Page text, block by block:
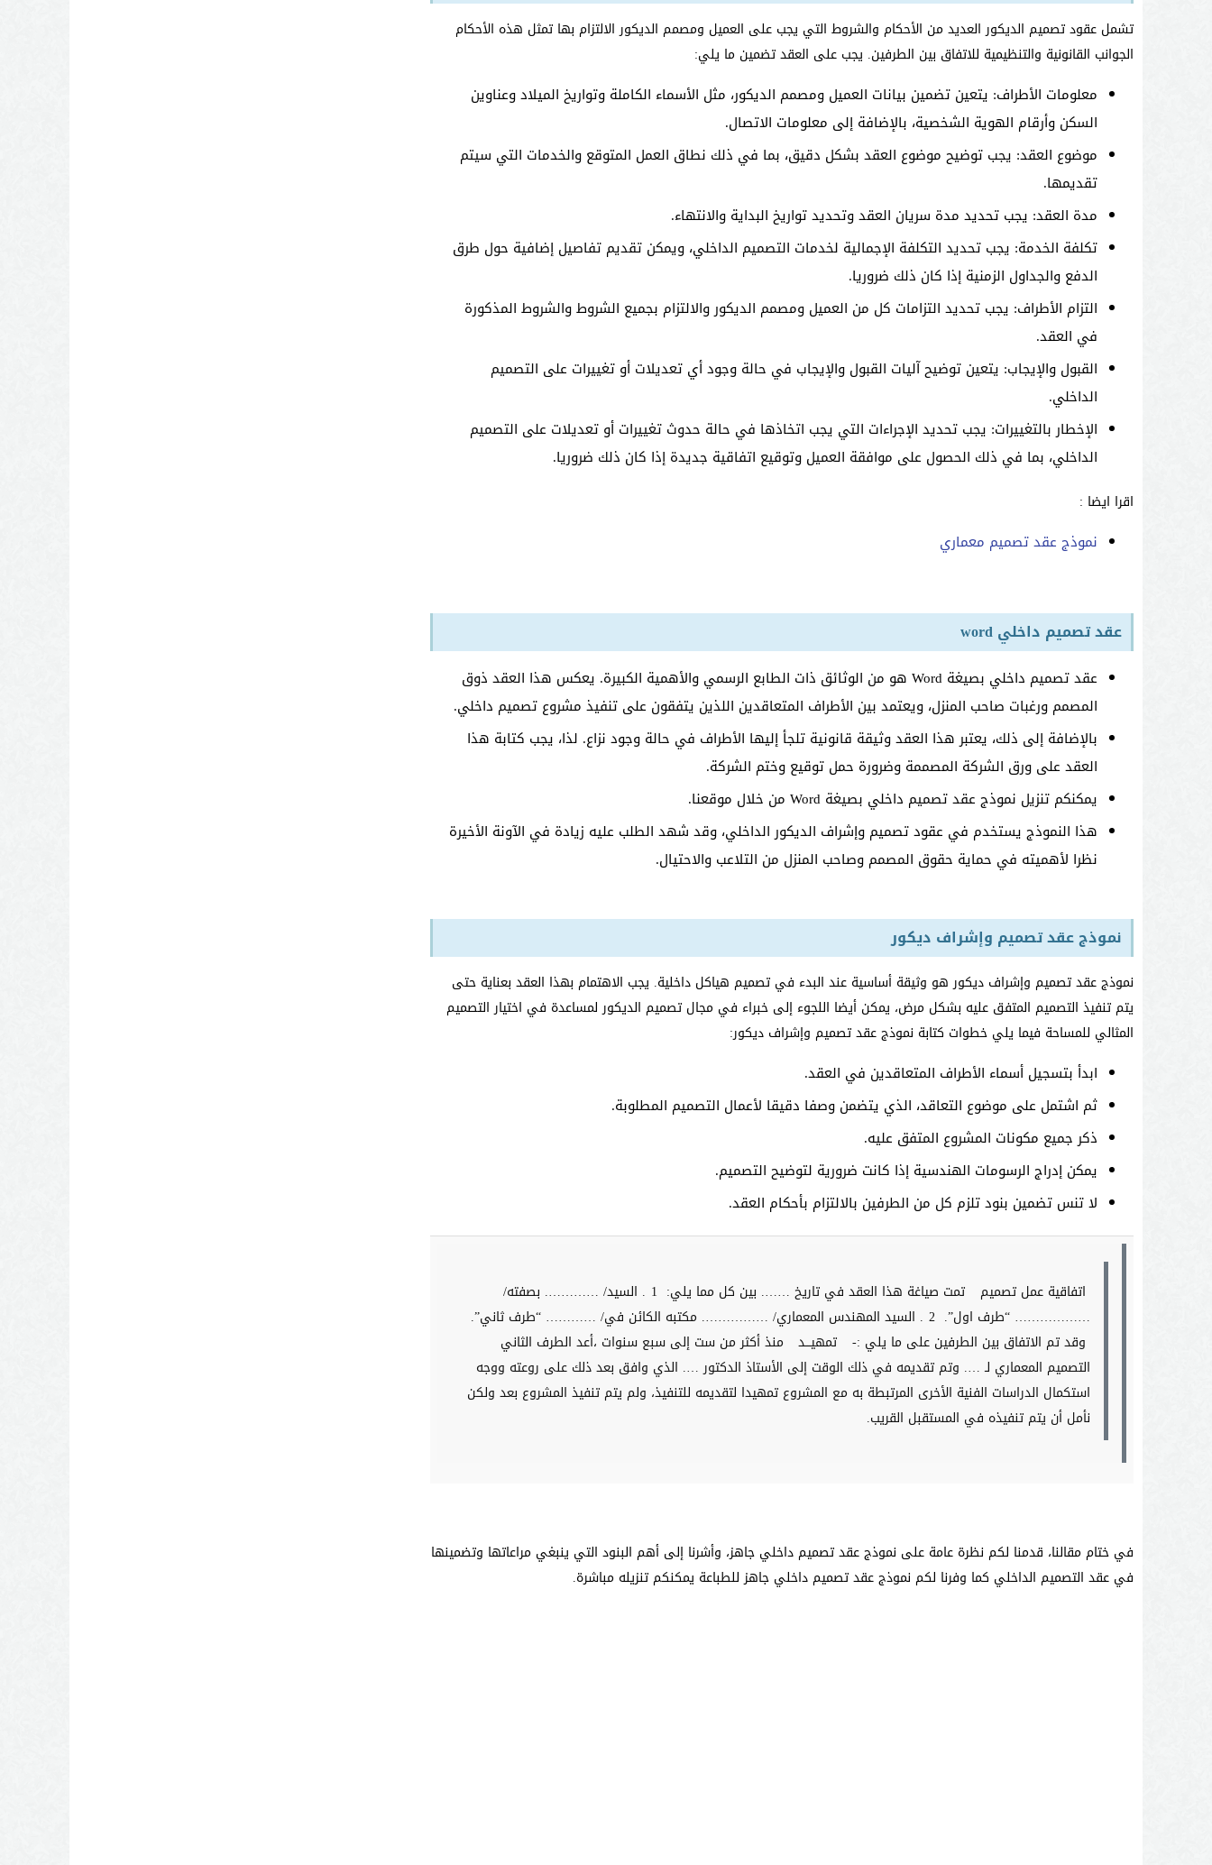
تشمل عقود تصميم الديكور العديد من الأحكام والشروط التي يجب على العميل ومصمم الديكور الالتزام بها تمثل هذه الأحكام
الجوانب القانونية والتنظيمية للاتفاق بين الطرفين. يجب على العقد تضمين ما يلي:
معلومات الأطراف: يتعين تضمين بيانات العميل ومصمم الديكور، مثل الأسماء الكاملة وتواريخ الميلاد وعناوين
السكن وأرقام الهوية الشخصية، بالإضافة إلى معلومات الاتصال.
موضوع العقد: يجب توضيح موضوع العقد بشكل دقيق، بما في ذلك نطاق العمل المتوقع والخدمات التي سيتم
تقديمها.
مدة العقد: يجب تحديد مدة سريان العقد وتحديد تواريخ البداية والانتهاء.
تكلفة الخدمة: يجب تحديد التكلفة الإجمالية لخدمات التصميم الداخلي، ويمكن تقديم تفاصيل إضافية حول طرق
الدفع والجداول الزمنية إذا كان ذلك ضروريا.
التزام الأطراف: يجب تحديد التزامات كل من العميل ومصمم الديكور والالتزام بجميع الشروط والشروط المذكورة
في العقد.
القبول والإيجاب: يتعين توضيح آليات القبول والإيجاب في حالة وجود أي تعديلات أو تغييرات على التصميم
الداخلي.
الإخطار بالتغييرات: يجب تحديد الإجراءات التي يجب اتخاذها في حالة حدوث تغييرات أو تعديلات على التصميم
الداخلي، بما في ذلك الحصول على موافقة العميل وتوقيع اتفاقية جديدة إذا كان ذلك ضروريا.
اقرا ايضا :
نموذج عقد تصميم معماري
عقد تصميم داخلي word
عقد تصميم داخلي بصيغة Word هو من الوثائق ذات الطابع الرسمي والأهمية الكبيرة. يعكس هذا العقد ذوق
المصمم ورغبات صاحب المنزل، ويعتمد بين الأطراف المتعاقدين اللذين يتفقون على تنفيذ مشروع تصميم داخلي.
بالإضافة إلى ذلك، يعتبر هذا العقد وثيقة قانونية تلجأ إليها الأطراف في حالة وجود نزاع. لذا، يجب كتابة هذا
العقد على ورق الشركة المصممة وضرورة حمل توقيع وختم الشركة.
يمكنكم تنزيل نموذج عقد تصميم داخلي بصيغة Word من خلال موقعنا.
هذا النموذج يستخدم في عقود تصميم وإشراف الديكور الداخلي، وقد شهد الطلب عليه زيادة في الآونة الأخيرة
نظرا لأهميته في حماية حقوق المصمم وصاحب المنزل من التلاعب والاحتيال.
نموذج عقد تصميم وإشراف ديكور
نموذج عقد تصميم وإشراف ديكور هو وثيقة أساسية عند البدء في تصميم هياكل داخلية. يجب الاهتمام بهذا العقد بعناية حتى
يتم تنفيذ التصميم المتفق عليه بشكل مرض، يمكن أيضا اللجوء إلى خبراء في مجال تصميم الديكور لمساعدة في اختيار التصميم
المثالي للمساحة فيما يلي خطوات كتابة نموذج عقد تصميم وإشراف ديكور:
ابدأ بتسجيل أسماء الأطراف المتعاقدين في العقد.
ثم اشتمل على موضوع التعاقد، الذي يتضمن وصفا دقيقا لأعمال التصميم المطلوبة.
ذكر جميع مكونات المشروع المتفق عليه.
يمكن إدراج الرسومات الهندسية إذا كانت ضرورية لتوضيح التصميم.
لا تنس تضمين بنود تلزم كل من الطرفين بالالتزام بأحكام العقد.
اتفاقية عمل تصميم تمت صياغة هذا العقد في تاريخ ……. بين كل مما يلي:
1. السيد/ …………. بصفته/
……………… “طرف اول”. 2. السيد المهندس المعماري/ ……………. مكتبه الكائن في/ ………… “طرف ثاني”.
وقد تم الاتفاق بين الطرفين على ما يلي :-
تمهيـــد
منذ أكثر من ست إلى سبع سنوات ،أعد الطرف الثاني
التصميم المعماري لـ …. وتم تقديمه في ذلك الوقت إلى الأستاذ الدكتور …. الذي وافق بعد ذلك على روعته ووجه
استكمال الدراسات الفنية الأخرى المرتبطة به مع المشروع تمهيدا لتقديمه للتنفيذ، ولم يتم تنفيذ المشروع بعد ولكن
نأمل أن يتم تنفيذه في المستقبل القريب.
في ختام مقالنا، قدمنا لكم نظرة عامة على نموذج عقد تصميم داخلي جاهز، وأشرنا إلى أهم البنود التي ينبغي مراعاتها وتضمينها
في عقد التصميم الداخلي كما وفرنا لكم نموذج عقد تصميم داخلي جاهز للطباعة يمكنكم تنزيله مباشرة.